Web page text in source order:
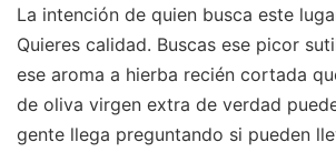
La intención de quien busca este
Quieres calidad. Buscas ese picor
ese aroma a hierba recién cortada
de oliva virgen extra de verdad
gente llega preguntando si pueden